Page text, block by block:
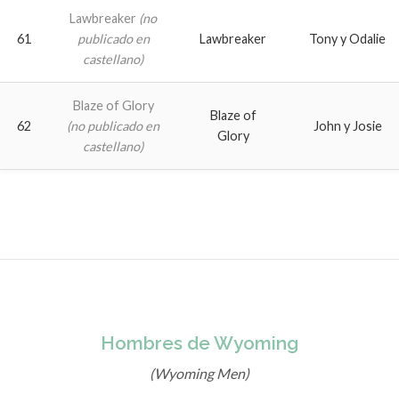
61
Lawbreaker (no
publicado en
castellano)
Lawbreaker Tony y Odalie
62
Blaze of Glory
(no publicado en
castellano)
Blaze of
Glory
John y Josie
Hombres de Wyoming
(Wyoming Men)